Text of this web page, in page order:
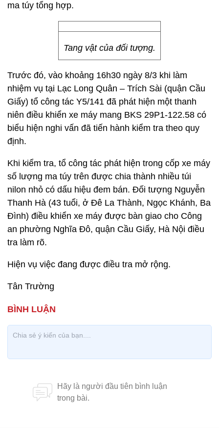
ma túy tổng hợp.
Tang vật của đối tượng.
Trước đó, vào khoảng 16h30 ngày 8/3 khi làm
nhiệm vụ tại Lạc Long Quân – Trích Sài (quận Cầu
Giấy) tổ công tác Y5/141 đã phát hiện một thanh
niên điều khiển xe máy mang BKS 29P1-122.58 có
biểu hiện nghi vấn đã tiến hành kiểm tra theo quy
định.
Khi kiểm tra, tổ công tác phát hiện trong cốp xe máy
số lượng ma túy trên được chia thành nhiều túi
nilon nhỏ có dấu hiệu đem bán. Đối tượng Nguyễn
Thanh Hà (43 tuổi, ở Đê La Thành, Ngọc Khánh, Ba
Đình) điều khiển xe máy được bàn giao cho Công
an phường Nghĩa Đô, quận Cầu Giấy, Hà Nội điều
tra làm rõ.
Hiện vụ việc đang được điều tra mở rộng.
Tân Trường